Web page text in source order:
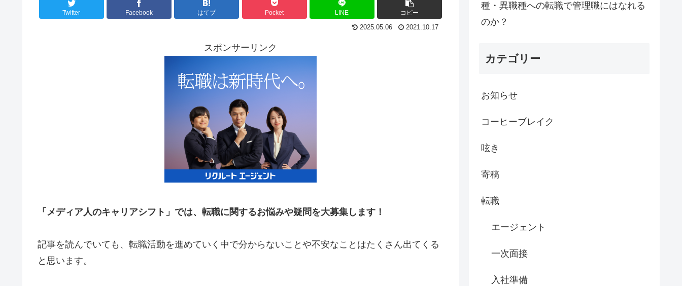
Twitter Facebook はてブ Pocket LINE コピー
2025.05.06 2021.10.17
スポンサーリンク
「メディア人のキャリアシフト」では、転職に関するお悩みや疑問を大募集します！
記事を読んでいても、転職活動を進めていく中で分からないことや不安なことはたくさん出てくる
と思います。
種・異職種への転職で管理職にはなれる
のか？
カテゴリー
お知らせ
コーヒーブレイク
呟き
寄稿
転職
エージェント
一次面接
入社準備